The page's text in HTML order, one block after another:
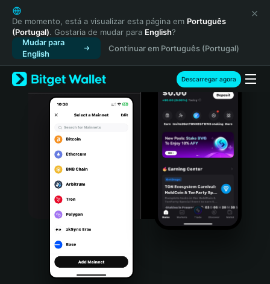
English
日本語
Tiếng Việt
Русский
Español (Latinoamérica)
Türkçe
Italiano
Português (Portugal)
Bahasa Indonesia
Português (Brasil)
Español (Argentina)
De momento, está a visualizar esta página em Português
(Portugal). Gostaria de mudar para English?
Mudar para
English
Continuar em Português (Portugal)
Descarregar agora